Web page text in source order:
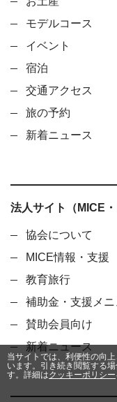
モデルコース
イベント
宿泊
交通アクセス
旅の予約
新着ニュース
法人サイト（MICE
協会について
MICE情報・支援
教育旅行
補助金・支援メニ
賛助会員向け
新着ニュース
当サイトでは、利便性の向
います。引き続き閲覧する
す。詳細はクッキーポリシー